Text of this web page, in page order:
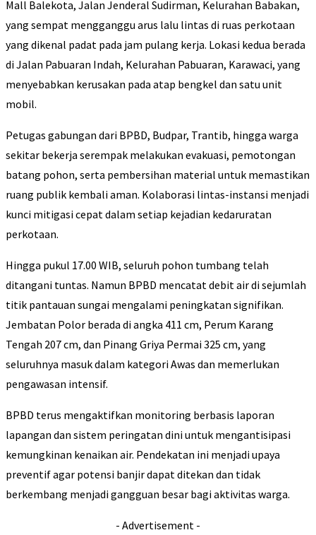
Mall Balekota, Jalan Jenderal Sudirman, Kelurahan Babakan,
yang sempat mengganggu arus lalu lintas di ruas perkotaan
yang dikenal padat pada jam pulang kerja. Lokasi kedua berada
di Jalan Pabuaran Indah, Kelurahan Pabuaran, Karawaci, yang
menyebabkan kerusakan pada atap bengkel dan satu unit
mobil.
Petugas gabungan dari BPBD, Budpar, Trantib, hingga warga
sekitar bekerja serempak melakukan evakuasi, pemotongan
batang pohon, serta pembersihan material untuk memastikan
ruang publik kembali aman. Kolaborasi lintas-instansi menjadi
kunci mitigasi cepat dalam setiap kejadian kedaruratan
perkotaan.
Hingga pukul 17.00 WIB, seluruh pohon tumbang telah
ditangani tuntas. Namun BPBD mencatat debit air di sejumlah
titik pantauan sungai mengalami peningkatan signifikan.
Jembatan Polor berada di angka 411 cm, Perum Karang
Tengah 207 cm, dan Pinang Griya Permai 325 cm, yang
seluruhnya masuk dalam kategori Awas dan memerlukan
pengawasan intensif.
BPBD terus mengaktifkan monitoring berbasis laporan
lapangan dan sistem peringatan dini untuk mengantisipasi
kemungkinan kenaikan air. Pendekatan ini menjadi upaya
preventif agar potensi banjir dapat ditekan dan tidak
berkembang menjadi gangguan besar bagi aktivitas warga.
- Advertisement -